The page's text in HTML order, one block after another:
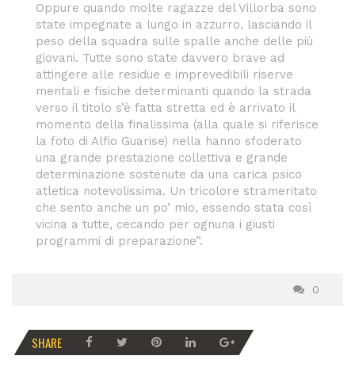
Oppure quando molte ragazze del Villorba sono
state impegnate a lungo in azzurro, lasciando il
peso della squadra sulle spalle anche delle più
giovani. Tutte sono state davvero brave ad
attingere alle residue e imprevedibili riserve
mentali e fisiche determinanti quando la strada
verso il titolo s’è fatta stretta ed è arrivato il
momento della finalissima (alla quale si riferisce
la foto di Alfio Guarise) nella hanno sfoderato
una grande prestazione collettiva e grande
determinazione sostenute da una carica psico
atletica notevolissima. Un tricolore strameritato
che sento anche un po’ mio, essendo stata così
vicina a tutte, cecando per ognuna i giusti
programmi di preparazione”.
0
SHARE